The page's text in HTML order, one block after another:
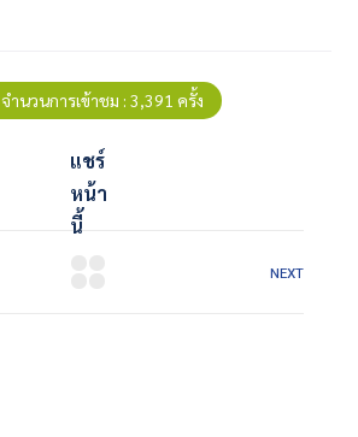
จำนวนการเข้าชม : 3,391 ครั้ง
แชร์
หน้า
นี้
NEXT